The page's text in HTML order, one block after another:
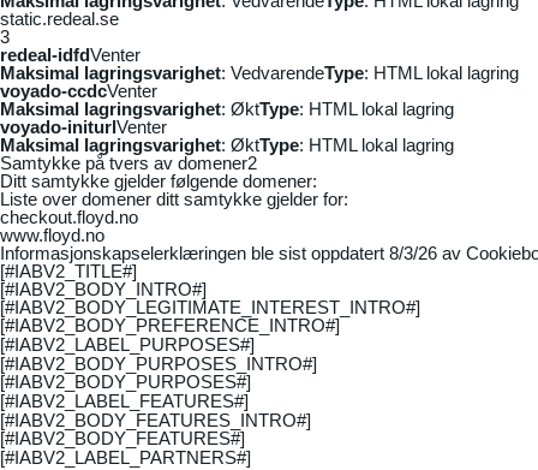
static.redeal.se
3
redeal-idfdVenter
Maksimal lagringsvarighet: VedvarendeType: HTML lokal lagring
voyado-ccdcVenter
Maksimal lagringsvarighet: ØktType: HTML lokal lagring
voyado-initurlVenter
Maksimal lagringsvarighet: ØktType: HTML lokal lagring
Samtykke på tvers av domener2
Ditt samtykke gjelder følgende domener:
Liste over domener ditt samtykke gjelder for:
checkout.floyd.no
www.floyd.no
Informasjonskapselerklæringen ble sist oppdatert 8/3/26 av
[#IABV2_TITLE#]
[#IABV2_BODY_INTRO#]
[#IABV2_BODY_LEGITIMATE_INTEREST_INTRO#]
[#IABV2_BODY_PREFERENCE_INTRO#]
[#IABV2_LABEL_PURPOSES#]
[#IABV2_BODY_PURPOSES_INTRO#]
[#IABV2_BODY_PURPOSES#]
[#IABV2_LABEL_FEATURES#]
[#IABV2_BODY_FEATURES_INTRO#]
[#IABV2_BODY_FEATURES#]
[#IABV2_LABEL_PARTNERS#]